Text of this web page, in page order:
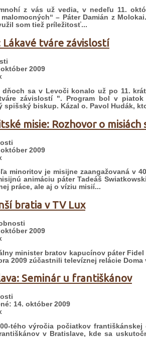
z vás už vedia, v nedeľu 11.
– Páter Damián z
som tiež príležitosť...
Lákavé tváre závislostí
2009
dňoch sa v Levoči konalo už po 11.
závislostí ". Program bol v
spišský biskup. Kázal o. Pavol Hudák,
misie: Rozhovor o
2009
minoritov je misijne zaangažovaná v
animáciu páter Tadeáš
práce, ale aj o víziu misií...
bratia v TV Lux
2009
minister bratov kapucínov páter
2009 zúčastnili televíznej relácie
Seminár u františkánov
14. október 2009
tého výročia počiatkov
v Bratislave, kde sa